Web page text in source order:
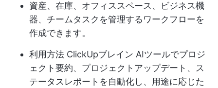
資産、在庫、オフィススペース、ビジネス機
器、チームタスクを管理するワークフローを
作成できます。
利用方法 ClickUpブレイン AIツールでプロジ
ェクト要約、プロジェクトアップデート、ス
テータスレポートを自動化し、用途に応じた